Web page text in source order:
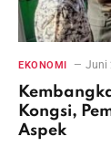
EKONOMI Juni
Kongsi,
Aspek